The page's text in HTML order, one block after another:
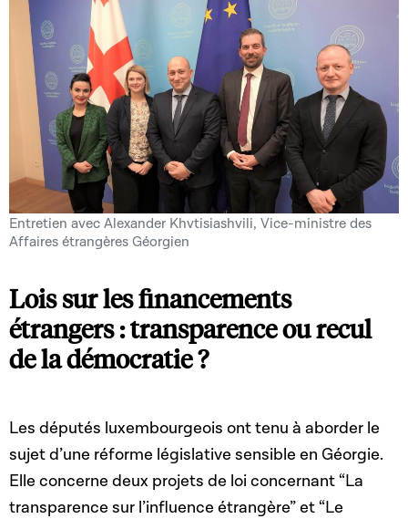
Entretien avec Alexander Khvtisiashvili, Vice-ministre des
Affaires étrangères Géorgien
Lois sur les financements
étrangers : transparence ou recul
de la démocratie ?
Les députés luxembourgeois ont tenu à aborder le
sujet d’une réforme législative sensible en Géorgie.
Elle concerne deux projets de loi concernant “La
transparence sur l’influence étrangère” et “Le